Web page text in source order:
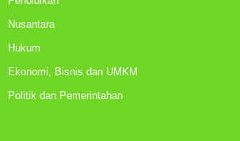
Nusantara
Hukum
Ekonomi, Bisnis dan UMKM
Politik dan Pemerintahan